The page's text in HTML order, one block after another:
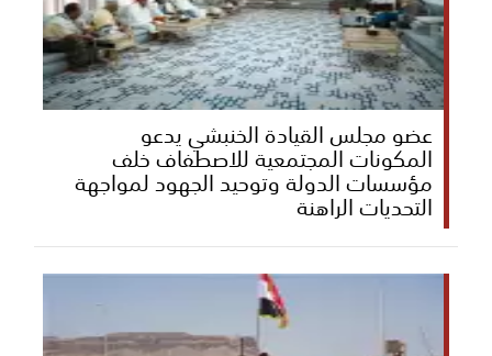
عضو مجلس القيادة الخنبشي يدعو
المكونات المجتمعية للاصطفاف خلف
مؤسسات الدولة وتوحيد الجهود لمواجهة
التحديات الراهنة